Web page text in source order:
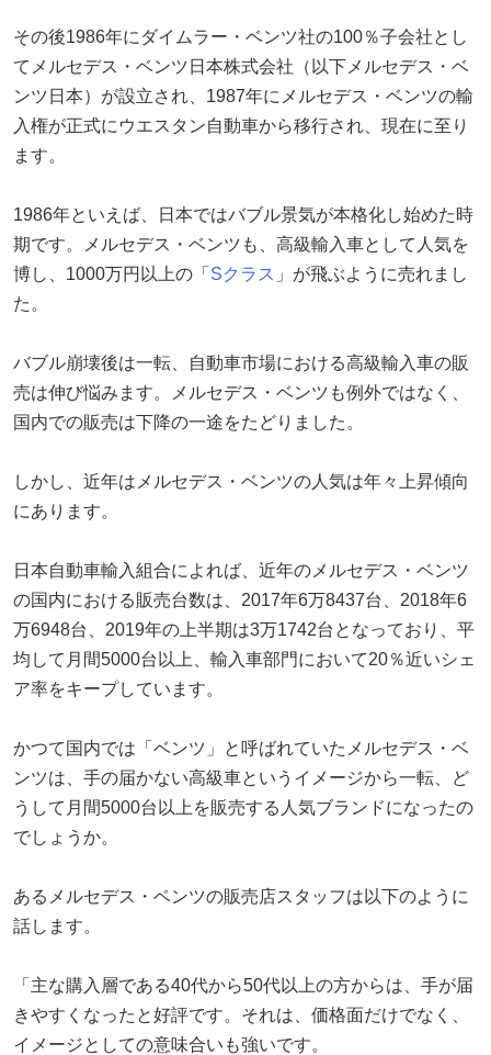
その後1986年にダイムラー・ベンツ社の100％子会社とし
てメルセデス・ベンツ日本株式会社（以下メルセデス・ベ
ンツ日本）が設立され、1987年にメルセデス・ベンツの輸
入権が正式にウエスタン自動車から移行され、現在に至り
ます。
1986年といえば、日本ではバブル景気が本格化し始めた時
期です。メルセデス・ベンツも、高級輸入車として人気を
博し、1000万円以上の「 Sクラス 」が飛ぶように売れまし
た。
バブル崩壊後は一転、自動車市場における高級輸入車の販
売は伸び悩みます。メルセデス・ベンツも例外ではなく、
国内での販売は下降の一途をたどりました。
しかし、近年はメルセデス・ベンツの人気は年々上昇傾向
にあります。
日本自動車輸入組合によれば、近年のメルセデス・ベンツ
の国内における販売台数は、2017年6万8437台、2018年6
万6948台、2019年の上半期は3万1742台となっており、平
均して月間5000台以上、輸入車部門において20％近いシェ
ア率をキープしています。
かつて国内では「ベンツ」と呼ばれていたメルセデス・ベ
ンツは、手の届かない高級車というイメージから一転、ど
うして月間5000台以上を販売する人気ブランドになったの
でしょうか。
あるメルセデス・ベンツの販売店スタッフは以下のように
話します。
「主な購入層である40代から50代以上の方からは、手が届
きやすくなったと好評です。それは、価格面だけでなく、
イメージとしての意味合いも強いです。